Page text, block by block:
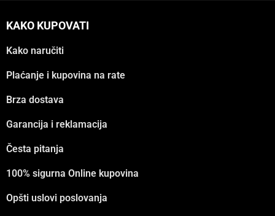
KAKO KUPOVATI
Kako naručiti
Plaćanje i kupovina na rate
Brza dostava
Garancija i reklamacija
Česta pitanja
100% sigurna Online kupovina
Opšti uslovi poslovanja